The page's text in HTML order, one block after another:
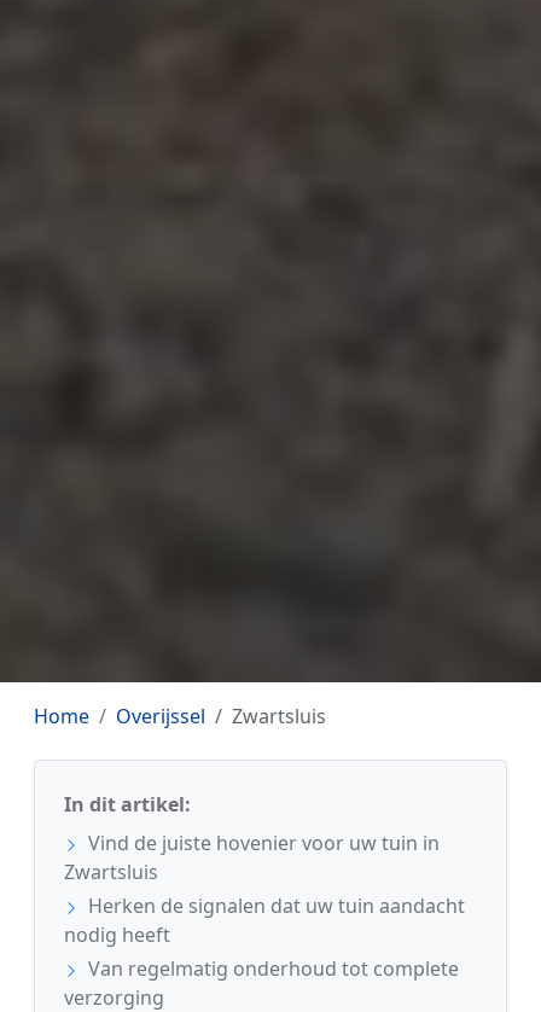
Home Overijssel Zwartsluis
In dit artikel:
Vind de juiste hovenier voor uw tuin in
Zwartsluis
Herken de signalen dat uw tuin aandacht
nodig heeft
Van regelmatig onderhoud tot complete
verzorging